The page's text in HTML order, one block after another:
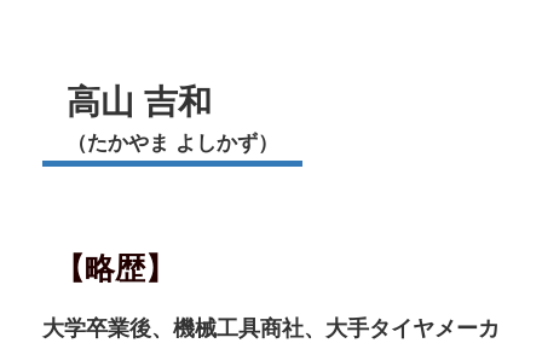
高山 吉和
（たかやま よしかず）
【略歴】
大学卒業後、機械工具商社、大手タイヤメーカ